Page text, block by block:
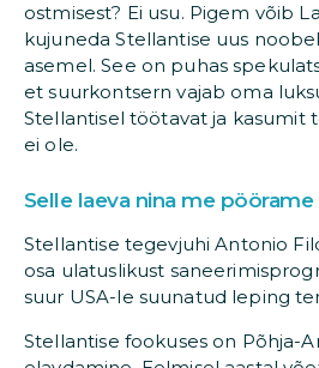
ostmisest? Ei usu. Pigem võib
kujuneda Stellantise uus
asemel. See on puhas
et suurkontsern vajab oma
Stellantisel töötavat ja kasumit
ei ole.
Selle laeva nina me
Stellantise tegevjuhi Antonio
osa ulatuslikust
suur USA-le suunatud leping
Stellantise fookuses on Põhja-